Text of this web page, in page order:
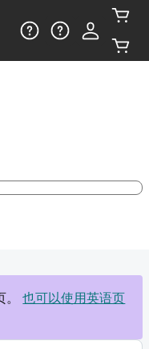
也可以使用英语页